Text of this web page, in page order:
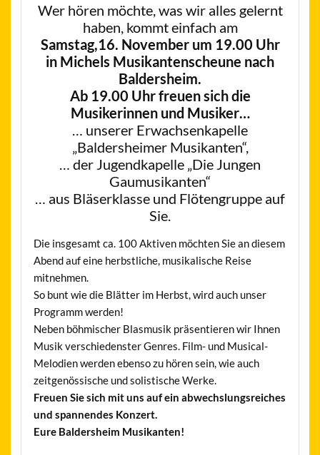
Wer hören möchte, was wir alles gelernt
haben, kommt einfach am
Samstag,16. November um 19.00 Uhr
in Michels Musikantenscheune nach
Baldersheim.
Ab 19.00 Uhr freuen sich die
Musikerinnen und Musiker…
… unserer Erwachsenkapelle
„Baldersheimer Musikanten“,
… der Jugendkapelle „Die Jungen
Gaumusikanten“
… aus Bläserklasse und Flötengruppe auf
Sie.
Die insgesamt ca. 100 Aktiven möchten Sie an diesem
Abend auf eine herbstliche, musikalische Reise
mitnehmen.
So bunt wie die Blätter im Herbst, wird auch unser
Programm werden!
Neben böhmischer Blasmusik präsentieren wir Ihnen
Musik verschiedenster Genres. Film- und Musical-
Melodien werden ebenso zu hören sein, wie auch
zeitgenössische und solistische Werke.
Freuen Sie sich mit uns auf ein abwechslungsreiches
und spannendes Konzert.
Eure Baldersheim Musikanten!